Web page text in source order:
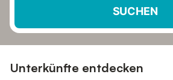
SUCHEN
Unterkünfte entdecken